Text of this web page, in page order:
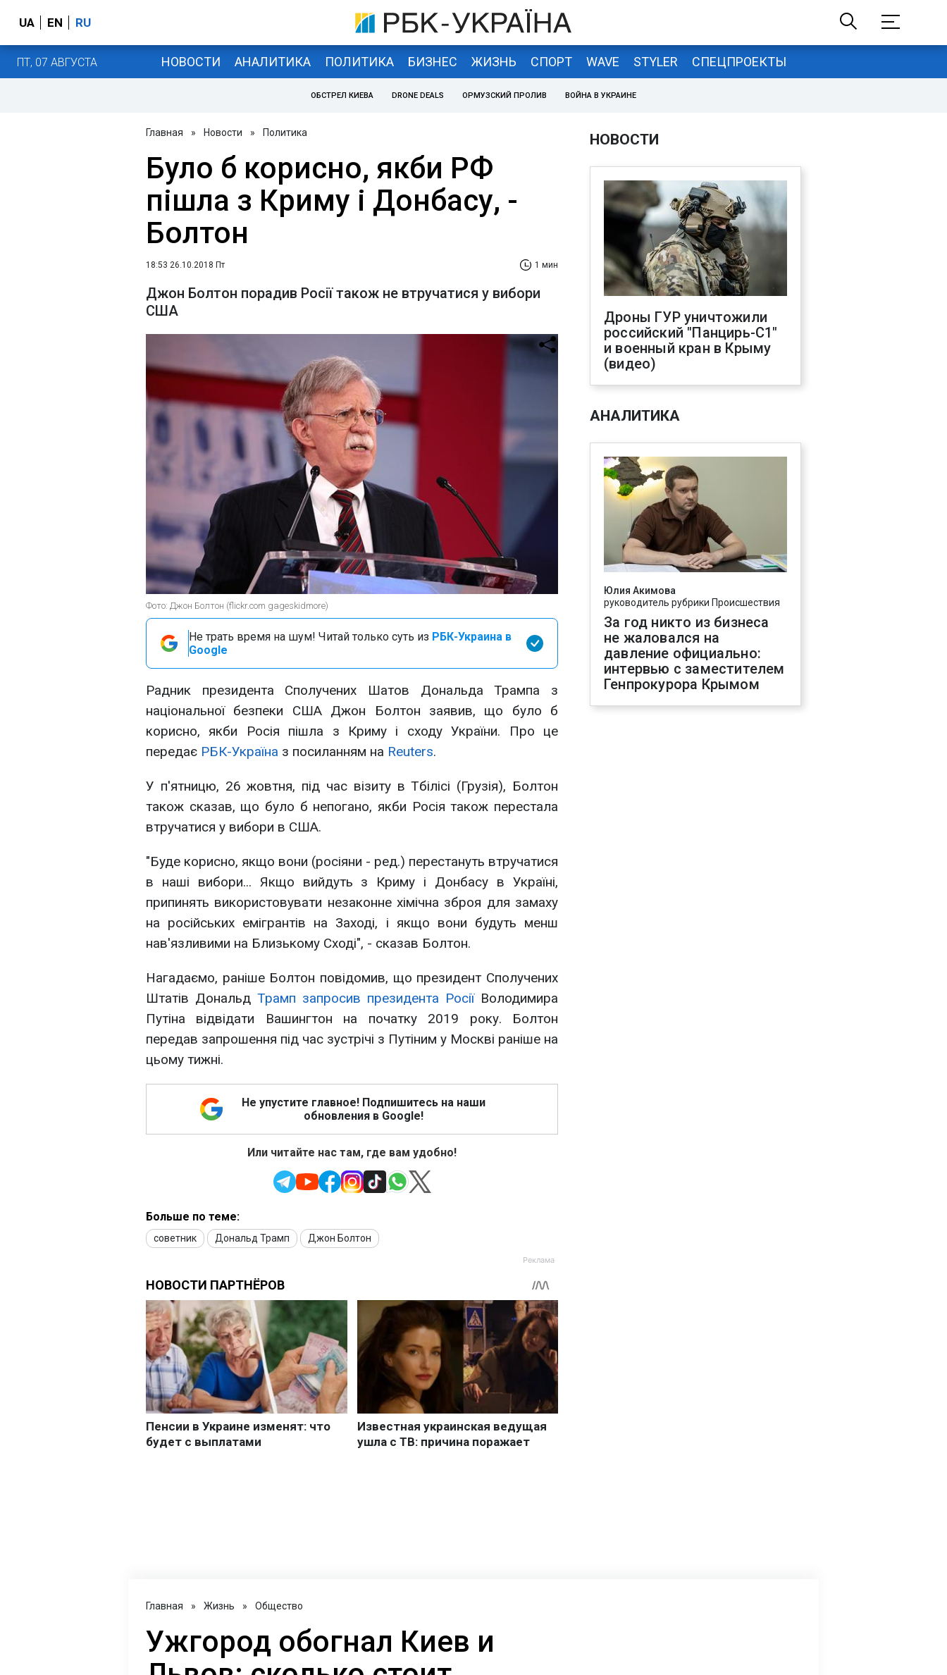
UA EN RU
ПТ, 07 АВГУСТА НОВОСТИ АНАЛИТИКА ПОЛИТИКА БИЗНЕС ЖИЗНЬ СПОРТ WAVE STYLER СПЕЦПРОЕКТЫ
ОБСТРЕЛ КИЕВА DRONE DEALS ОРМУЗСКИЙ ПРОЛИВ ВОЙНА В УКРАИНЕ
Главная » Новости » Политика
Було б корисно, якби РФ
пішла з Криму і Донбасу, -
Болтон
18:53 26.10.2018 Пт 1 мин
Джон Болтон порадив Росії також не втручатися у вибори
США
Фото: Джон Болтон (flickr.com gageskidmore)
Не трать время на шум! Читай только суть из РБК-Украина в
Google
Радник президента Сполучених Шатов Дональда Трампа з
національної безпеки США Джон Болтон заявив, що було б
корисно, якби Росія пішла з Криму і сходу України. Про це
передає РБК-Україна з посиланням на Reuters.
У п'ятницю, 26 жовтня, під час візиту в Тбілісі (Грузія), Болтон
також сказав, що було б непогано, якби Росія також перестала
втручатися у вибори в США.
"Буде корисно, якщо вони (росіяни - ред.) перестануть втручатися
в наші вибори... Якщо вийдуть з Криму і Донбасу в Україні,
припинять використовувати незаконне хімічна зброя для замаху
на російських емігрантів на Заході, і якщо вони будуть менш
нав'язливими на Близькому Сході", - сказав Болтон.
Нагадаємо, раніше Болтон повідомив, що президент Сполучених
Штатів Дональд Трамп запросив президента РосіїВолодимира
Путіна відвідати Вашингтон на початку 2019 року. Болтон
передав запрошення під час зустрічі з Путіним у Москві раніше на
цьому тижні.
Не упустите главное! Подпишитесь на наши
обновления в Google!
Или читайте нас там, где вам удобно!
Больше по теме:
советник Дональд Трамп Джон Болтон
НОВОСТИ
Дроны ГУР уничтожили
российский "Панцирь-С1"
и военный кран в Крыму
(видео)
АНАЛИТИКА
Юлия Акимова
руководитель рубрики Происшествия
За год никто из бизнеса
не жаловался на
давление официально:
интервью с заместителем
Генпрокурора Крымом
Главная » Жизнь » Общество
Ужгород обогнал Киев и